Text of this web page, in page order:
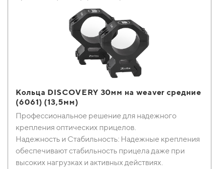
Кольца DISCOVERY 30мм на weaver средние
(6061) (13,5мм)
Профессиональное решение для надежного
крепления оптических прицелов.
Надежность и Стабильность: Надежные крепления
обеспечивают стабильность прицела даже при
высоких нагрузках и активных действиях.